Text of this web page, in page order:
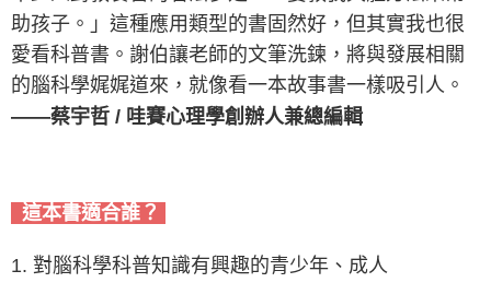
助孩子。」這種應用類型的書固然好，但其實我也很
愛看科普書。謝伯讓老師的文筆洗鍊，將與發展相關
的腦科學娓娓道來，就像看一本故事書一樣吸引人。
——蔡宇哲 / 哇賽心理學創辦人兼總編輯
這本書適合誰？
1. 對腦科學科普知識有興趣的青少年、成人